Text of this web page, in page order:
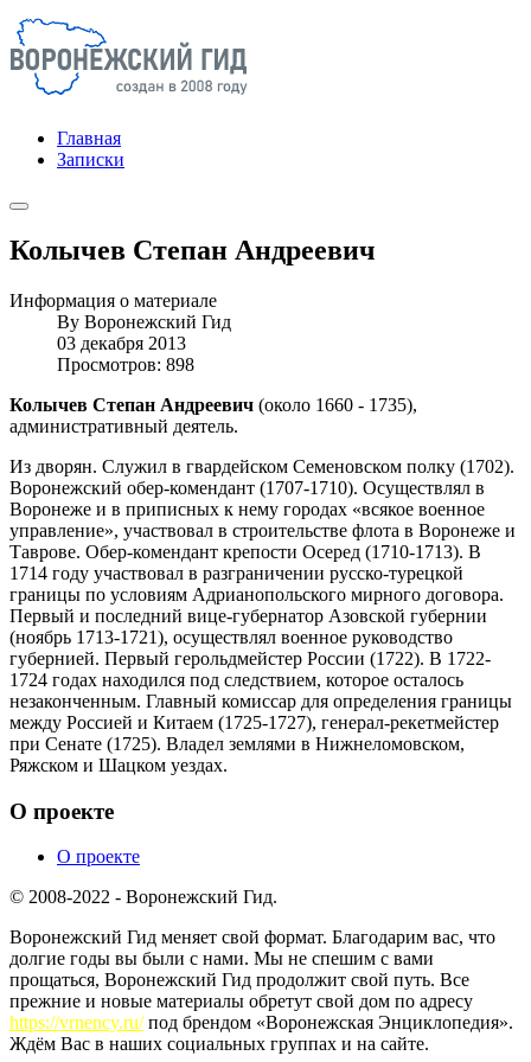
Главная
Записки
Колычев Степан Андреевич
Информация о материале
By Воронежский Гид
03 декабря 2013
Просмотров: 898
Колычев Степан Андреевич (около 1660 - 1735),
административный деятель.
Из дворян. Служил в гвардейском Семеновском полку (1702).
Воронежский обер-комендант (1707-1710). Осуществлял в
Воронеже и в приписных к нему городах «всякое военное
управление», участвовал в строительстве флота в Воронеже и
Таврове. Обер-комендант крепости Осеред (1710-1713). В
1714 году участвовал в разграничении русско-турецкой
границы по условиям Адрианопольского мирного договора.
Первый и последний вице-губернатор Азовской губернии
(ноябрь 1713-1721), осуществлял военное руководство
губернией. Первый герольдмейстер России (1722). В 1722-
1724 годах находился под следствием, которое осталось
незаконченным. Главный комиссар для определения границы
между Россией и Китаем (1725-1727), генерал-рекетмейстер
при Сенате (1725). Владел землями в Нижнеломовском,
Ряжском и Шацком уездах.
О проекте
О проекте
© 2008-2022 - Воронежский Гид.
Воронежский Гид меняет свой формат. Благодарим вас, что
долгие годы вы были с нами. Мы не спешим с вами
прощаться, Воронежский Гид продолжит свой путь. Все
прежние и новые материалы обретут свой дом по адресу
https://vrnency.ru/под брендом «Воронежская Энциклопедия».
Ждём Вас в наших социальных группах и на сайте.